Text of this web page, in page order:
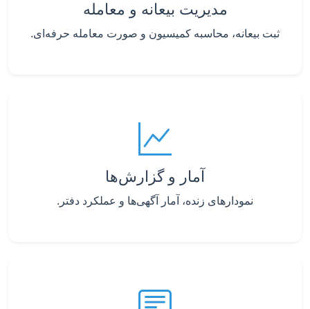
مدیریت بیعانه و معامله
ثبت بیعانه، محاسبه کمیسیون و صورت معامله حرفه‌ای.
آمار و گزارش‌ها
نمودارهای زنده، آمار آگهی‌ها و عملکرد دفتر.